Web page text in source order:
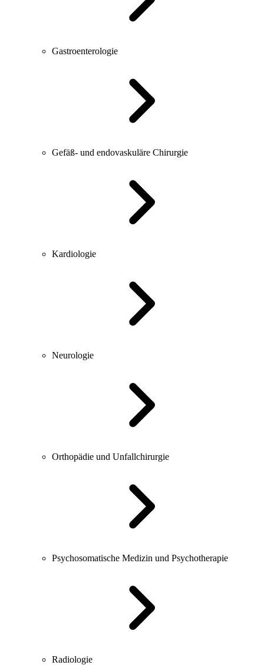
Gastroenterologie
Gefäß- und endovaskuläre Chirurgie
Kardiologie
Neurologie
Orthopädie und Unfallchirurgie
Psychosomatische Medizin und Psychotherapie
Radiologie